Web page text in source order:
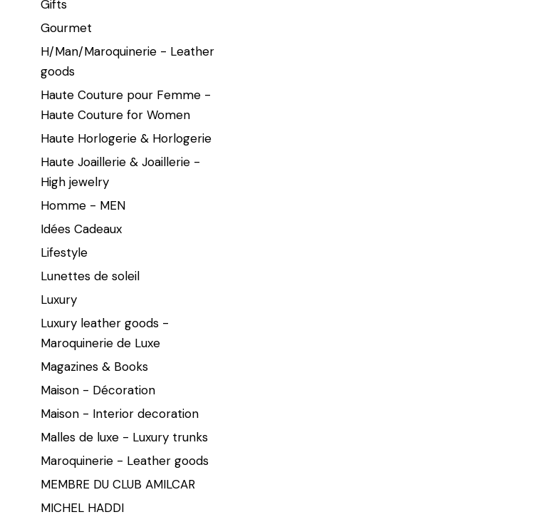
Gifts
Gourmet
H/Man/Maroquinerie - Leather
goods
Haute Couture pour Femme -
Haute Couture for Women
Haute Horlogerie & Horlogerie
Haute Joaillerie & Joaillerie -
High jewelry
Homme - MEN
Idées Cadeaux
Lifestyle
Lunettes de soleil
Luxury
Luxury leather goods -
Maroquinerie de Luxe
Magazines & Books
Maison - Décoration
Maison - Interior decoration
Malles de luxe - Luxury trunks
Maroquinerie - Leather goods
MEMBRE DU CLUB AMILCAR
MICHEL HADDI